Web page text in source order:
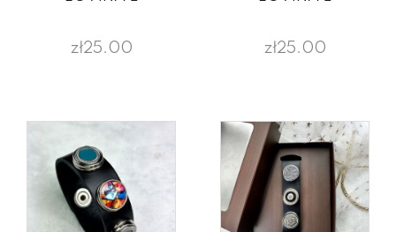
zł25.00 zł25.00